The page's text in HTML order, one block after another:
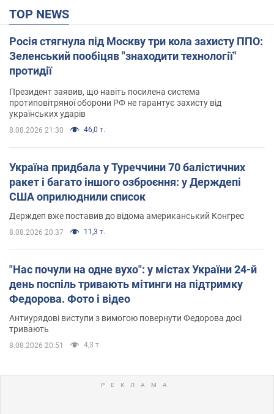
TOP NEWS
Росія стягнула під Москву три кола захисту ППО:
Зеленський пообіцяв "знаходити технології"
протидії
Президент заявив, що навіть посилена система
протиповітряної оборони РФ не гарантує захисту від
українських ударів
8.08.2026 21:30 46,0 т.
Україна придбала у Туреччини 70 балістичних
ракет і багато іншого озброєння: у Держдепі
США оприлюднили список
Держдеп вже поставив до відома американський Конгрес
8.08.2026 20:37 11,3 т.
"Нас почули на одне вухо": у містах України 24-й
день поспіль тривають мітинги на підтримку
Федорова. Фото і відео
Антиурядові виступи з вимогою повернути Федорова досі
тривають
8.08.2026 20:51 4,3 т.